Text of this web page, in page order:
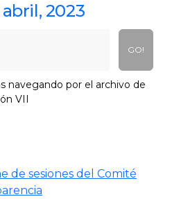
2023
navegando por el archivo de
VII
de sesiones del Comité